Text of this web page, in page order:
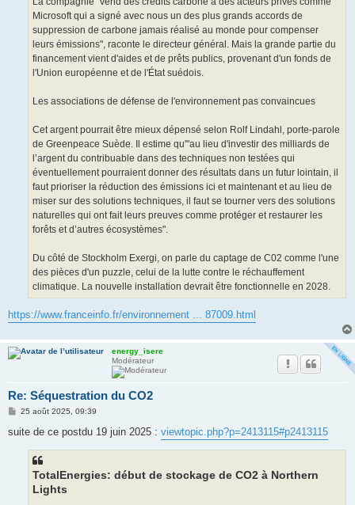
Microsoft qui a signé avec nous un des plus grands accords de
suppression de carbone jamais réalisé au monde pour compenser
leurs émissions", raconte le directeur général. Mais la grande partie du
financement vient d'aides et de prêts publics, provenant d'un fonds de
l'Union européenne et de l'État suédois.
Les associations de défense de l'environnement pas convaincues
Cet argent pourrait être mieux dépensé selon Rolf Lindahl, porte-parole
de Greenpeace Suède. Il estime qu'"au lieu d'investir des milliards de
l’argent du contribuable dans des techniques non testées qui
éventuellement pourraient donner des résultats dans un futur lointain, il
faut prioriser la réduction des émissions ici et maintenant et au lieu de
miser sur des solutions techniques, il faut se tourner vers des solutions
naturelles qui ont fait leurs preuves comme protéger et restaurer les
forêts et d’autres écosystèmes".
Du côté de Stockholm Exergi, on parle du captage de C02 comme l'une
des pièces d'un puzzle, celui de la lutte contre le réchauffement
climatique. La nouvelle installation devrait être fonctionnelle en 2028.
https://www.franceinfo.fr/environnement ... 87009.html
energy_isere
Modérateur
Re: Séquestration du CO2
M
s
25 août 2025, 09:39
suite de ce postdu 19 juin 2025 : viewtopic.php?p=2413115#p2413115
TotalEnergies: début de stockage de CO2 à Northern
Lights